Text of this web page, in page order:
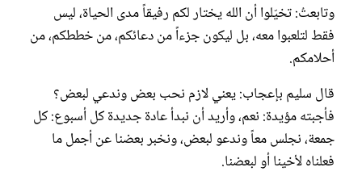
وتابعتُ: تخيّلوا أن الله يختار لكم رفيقاً مدى الحياة، ليس
فقط لتلعبوا معه، بل ليكون جزءاً من دعائكم، من خططكم، من
أحلامكم.
قال سليم بإعجاب: يعني لازم نحب بعض وندعي لبعض؟
فأجبته مؤيدة: نعم، وأريد أن نبدأ عادة جديدة كل أسبوع: كل
جمعة، نجلس معاً وندعو لبعض، ونخبر بعضنا عن أجمل ما
فعلناه لأخينا أو لبعضنا.